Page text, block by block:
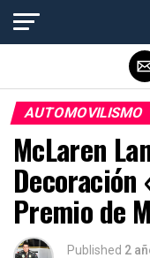
AUTOMOVILISMO
McLaren
Decoración
Premio de
Published 2